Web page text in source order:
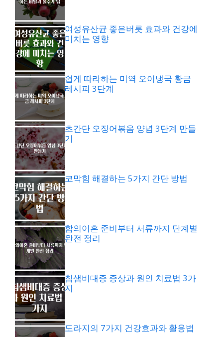
여성유산균 좋은버릇 효과와 건강에
미치는 영향
쉽게 따라하는 미역 오이냉국 황금
레시피 3단계
초간단 오징어볶음 양념 3단계 만들
기
코막힘 해결하는 5가지 간단 방법
합의이혼 준비부터 서류까지 단계별
완전 정리
침샘비대증 증상과 원인 치료법 3가
지
도라지의 7가지 건강효과와 활용법